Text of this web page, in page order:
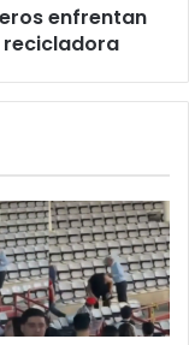
enfrentan
recicladora